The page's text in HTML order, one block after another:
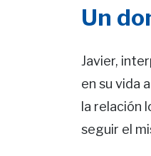
Un
Javier,
en su vida
la relación
seguir el